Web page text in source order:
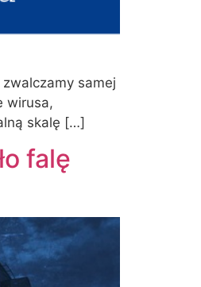
samej
wirusa,
skalę […]
falę